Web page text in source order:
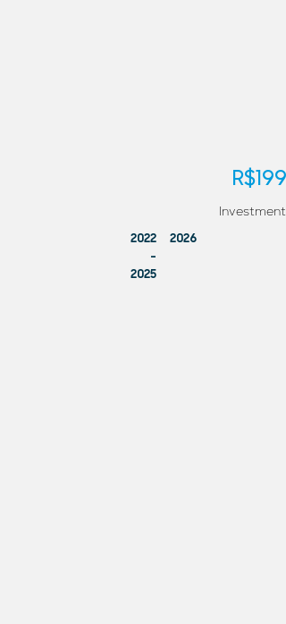
Investment
2022
-
2025
2026